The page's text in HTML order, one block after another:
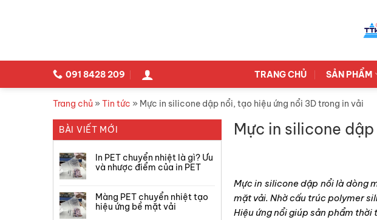
091 8428 209 TRANG CHỦ SẢN PHẨM
Trang chủ » Tin tức » Mực in silicone dập nổi, tạo hiệu ứng nổi 3D trong in vải
BÀI VIẾT MỚI
In PET chuyển nhiệt là gì? Ưu
và nhược điểm của in PET
Màng PET chuyển nhiệt tạo
hiệu ứng bề mặt vải
Mực in silicone
Mực in silicone dập nổi là dòng
mặt vải. Nhờ cấu trúc polymer
Hiệu ứng nổi giúp sản phẩm